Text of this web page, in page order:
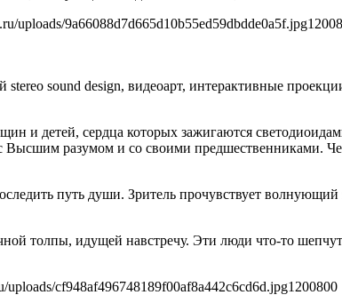
uploads/9a66088d7d665d10b55ed59dbdde0a5f.jpg1200
sound design, видеоарт, интерактивные
и детей, сердца которых зажигаются
Высшим разумом и со своими предшественниками.
путь души. Зритель прочувствует волнующий
толпы, идущей навстречу. Эти люди что-то
uploads/cf948af496748189f00af8a442c6cd6d.jpg1200800